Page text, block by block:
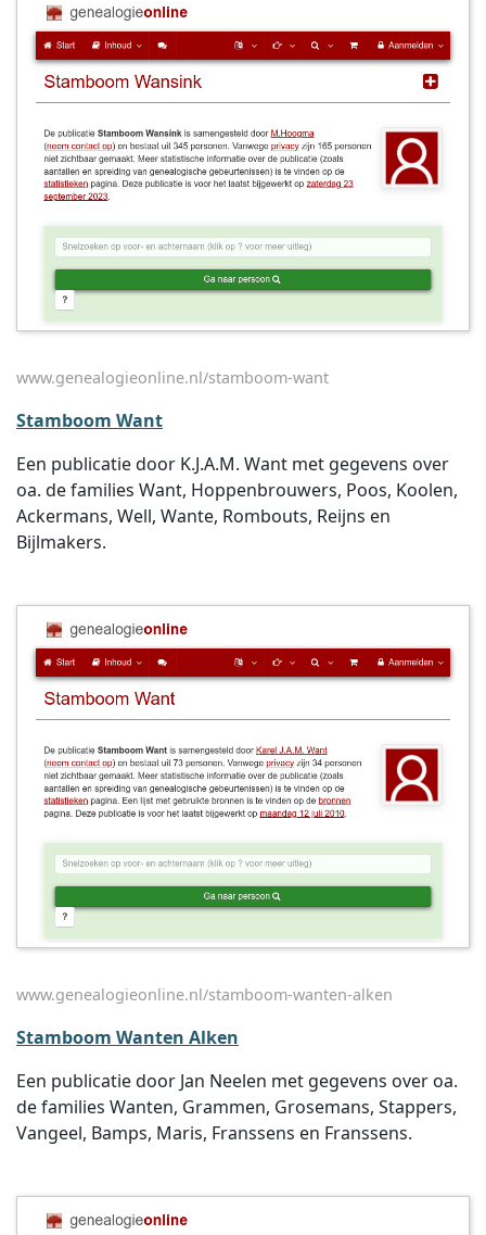
www.genealogieonline.nl/stamboom-want
Stamboom Want
Een publicatie door K.J.A.M. Want met gegevens over
oa. de families Want, Hoppenbrouwers, Poos, Koolen,
Ackermans, Well, Wante, Rombouts, Reijns en
Bijlmakers.
www.genealogieonline.nl/stamboom-wanten-alken
Stamboom Wanten Alken
Een publicatie door Jan Neelen met gegevens over oa.
de families Wanten, Grammen, Grosemans, Stappers,
Vangeel, Bamps, Maris, Franssens en Franssens.